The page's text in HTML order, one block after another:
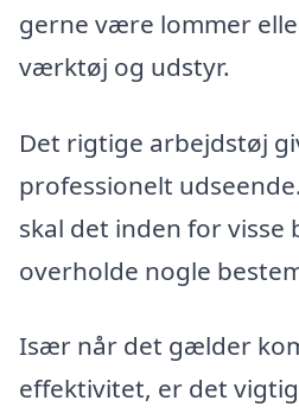
gerne være lommer
værktøj og udstyr.
Det rigtige arbejdstøj
professionelt
skal det inden for visse
overholde nogle
Især når det gælder
effektivitet, er det